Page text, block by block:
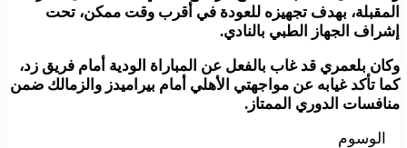
المقبلة، بهدف تجهيزه للعودة في أقرب وقت ممكن، تحت
إشراف الجهاز الطبي بالنادي.
وكان بلعمري قد غاب بالفعل عن المباراة الودية أمام فريق زد،
كما تأكد غيابه عن مواجهتي الأهلي أمام بيراميدز والزمالك ضمن
منافسات الدوري الممتاز.
الوسوم